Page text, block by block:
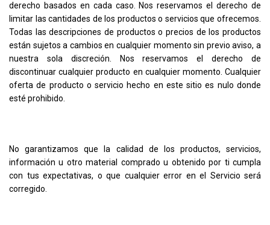
derecho basados en cada caso. Nos reservamos el derecho de
limitar las cantidades de los productos o servicios que ofrecemos.
Todas las descripciones de productos o precios de los productos
están sujetos a cambios en cualquier momento sin previo aviso, a
nuestra sola discreción. Nos reservamos el derecho de
discontinuar cualquier producto en cualquier momento. Cualquier
oferta de producto o servicio hecho en este sitio es nulo donde
esté prohibido.
No garantizamos que la calidad de los productos, servicios,
información u otro material comprado u obtenido por ti cumpla
con tus expectativas, o que cualquier error en el Servicio será
corregido.